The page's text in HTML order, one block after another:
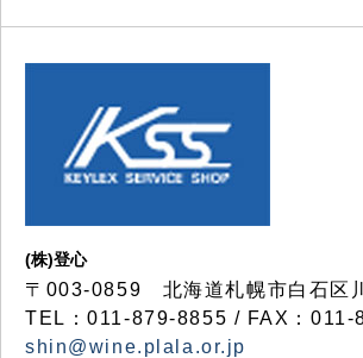
(株)登心
〒003-0859 北海道札幌市白石区
TEL：011-879-8855 / FAX：011-
shin@wine.plala.or.jp